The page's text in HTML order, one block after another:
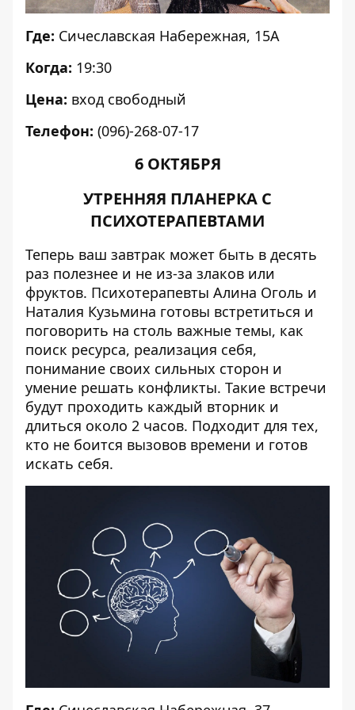
Где: Сичеславская Набережная, 15А
Когда: 19:30
Цена: вход свободный
Телефон: (096)-268-07-17
6 ОКТЯБРЯ
УТРЕННЯЯ ПЛАНЕРКА С
ПСИХОТЕРАПЕВТАМИ
Теперь ваш завтрак может быть в десять
раз полезнее и не из-за злаков или
фруктов. Психотерапевты Алина Оголь и
Наталия Кузьмина готовы встретиться и
поговорить на столь важные темы, как
поиск ресурса, реализация себя,
понимание своих сильных сторон и
умение решать конфликты. Такие встречи
будут проходить каждый вторник и
длиться около 2 часов. Подходит для тех,
кто не боится вызовов времени и готов
искать себя.